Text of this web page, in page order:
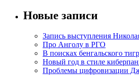
Новые записи
Запись выступления
Про Анголу в РГО
В поисках бенгальского
Новый год в стиле
Проблемы цифровизации